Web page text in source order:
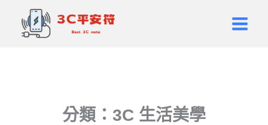
Main
分類：3C 生活美學